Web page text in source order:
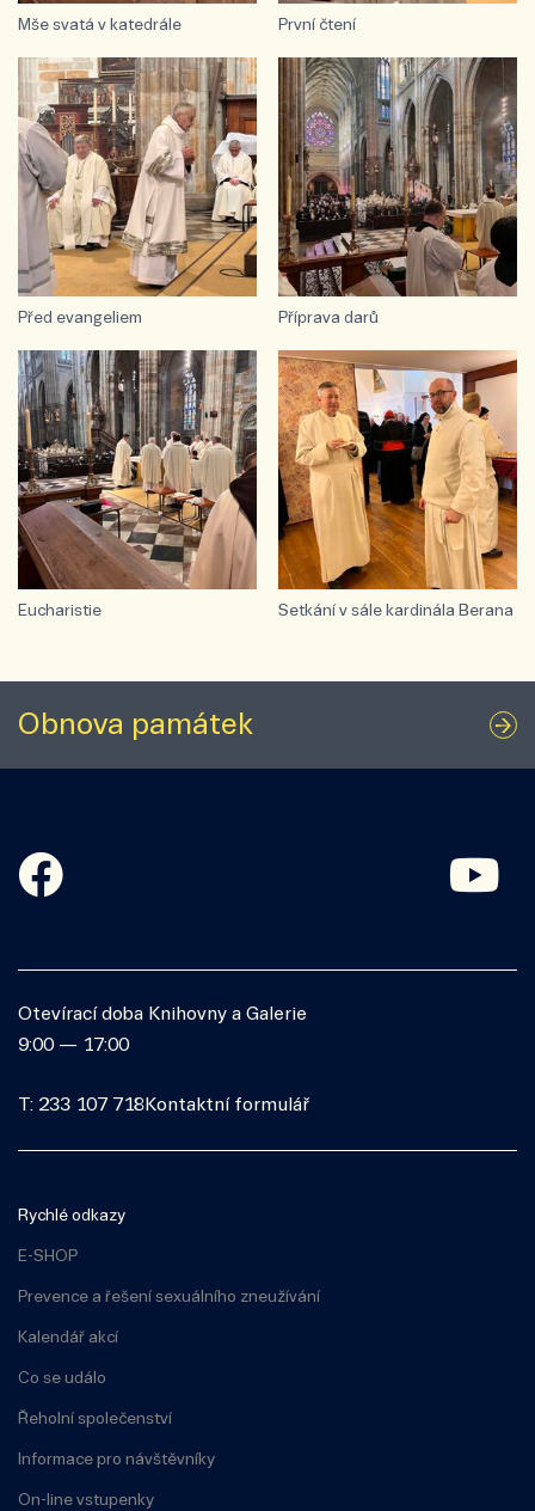
Mše svatá v katedrále První čtení
Před evangeliem Příprava darů
Eucharistie Setkání v sále kardinála Berana
Obnova památek
Otevírací doba Knihovny a Galerie
9:00 — 17:00
T: 233 107 718 Kontaktní formulář
Rychlé odkazy
E-SHOP
Prevence a řešení sexuálního zneužívání
Kalendář akcí
Co se událo
Řeholní společenství
Informace pro návštěvníky
On-line vstupenky